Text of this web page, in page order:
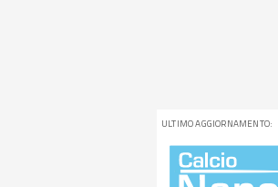
ULTIMO AGGIORNAMENTO: